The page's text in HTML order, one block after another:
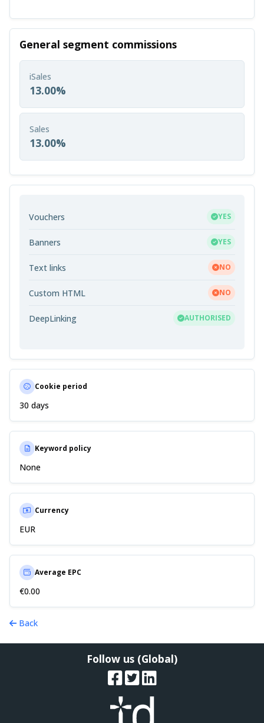
General segment commissions
iSales
13.00%
Sales
13.00%
Vouchers YES
Banners YES
Text links NO
Custom HTML NO
DeepLinking AUTHORISED
Cookie period
30 days
Keyword policy
None
Currency
EUR
Average EPC
€0.00
Back
Follow us (Global)